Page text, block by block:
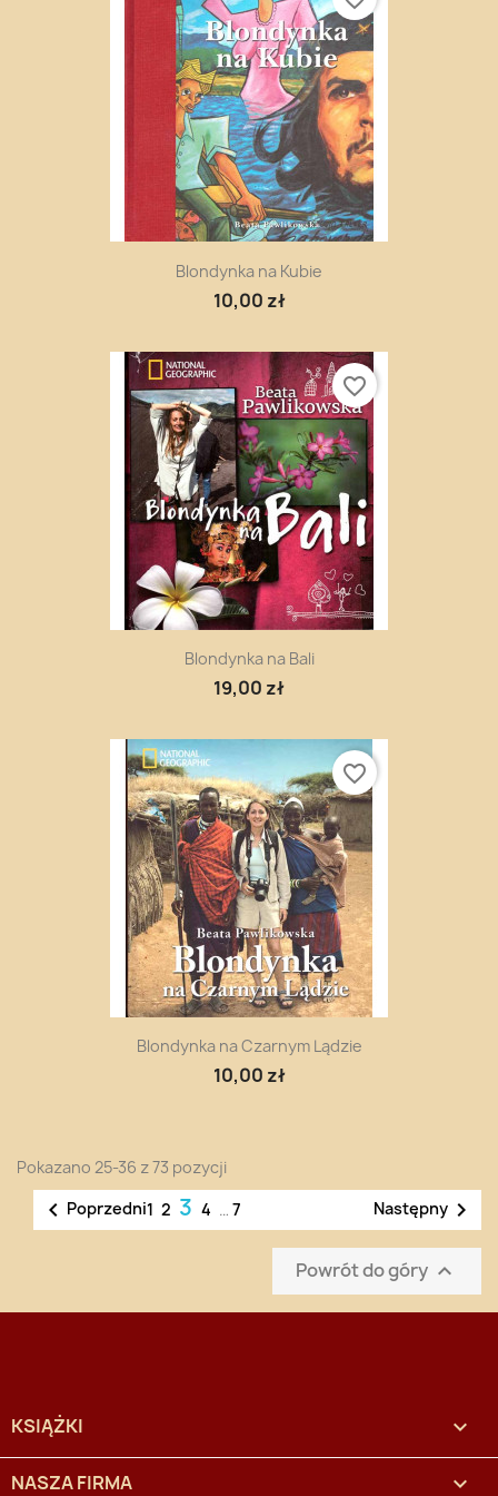
Blondynka na Kubie
10,00 zł
Blondynka na Bali
19,00 zł
favorite_border
Blondynka na Czarnym Lądzie
10,00 zł
favorite_border
Pokazano 25-36 z 73 pozycji
 Poprzedni1 2 3 4 … 7 Następny 
Powrót do góry 
KSIĄŻKI 
NASZA FIRMA 